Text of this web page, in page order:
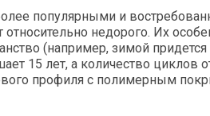
популярными и
недорого. Их
(например, зимой
15 лет, а количество циклов
профиля с полимерным